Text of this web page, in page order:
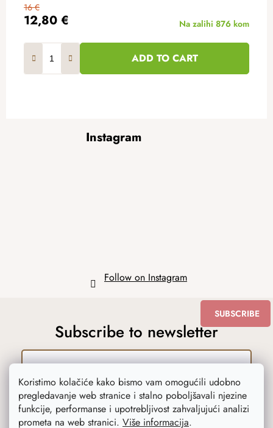
Koristimo kolačiće kako bismo vam omogućili udobno
pregledavanje web stranice i stalno poboljšavali njezine
funkcije, performanse i upotrebljivost zahvaljujući analizi
prometa na web stranici. Više informacija.
12,80 €
16 €
Na zalihi 876 kom
ADD TO CART
Instagram
Follow on Instagram
Subscribe to newsletter
Upisom emaila slažete se s uvjetimazaštite
osobnih podataka.
SUBSCRIBE